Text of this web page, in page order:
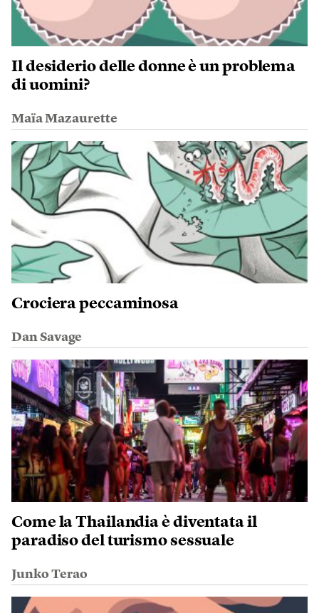
Il desiderio delle donne è un problema
di uomini?
Maïa Mazaurette
Crociera peccaminosa
Dan Savage
Come la Thailandia è diventata il
paradiso del turismo sessuale
Junko Terao